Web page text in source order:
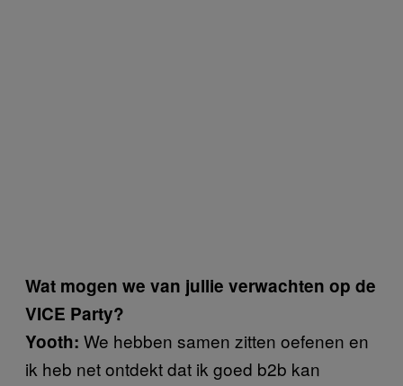
Wat mogen we van jullie verwachten op de
VICE Party?
Yooth: We hebben samen zitten oefenen en
ik heb net ontdekt dat ik goed b2b kan